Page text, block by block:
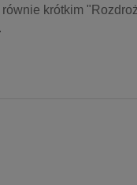
krótkim